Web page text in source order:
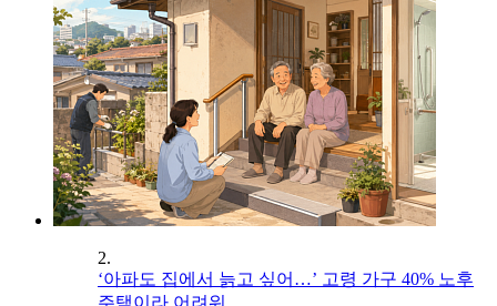
2.
‘아파도 집에서 늙고 싶어…’ 고령 가구 40% 노후